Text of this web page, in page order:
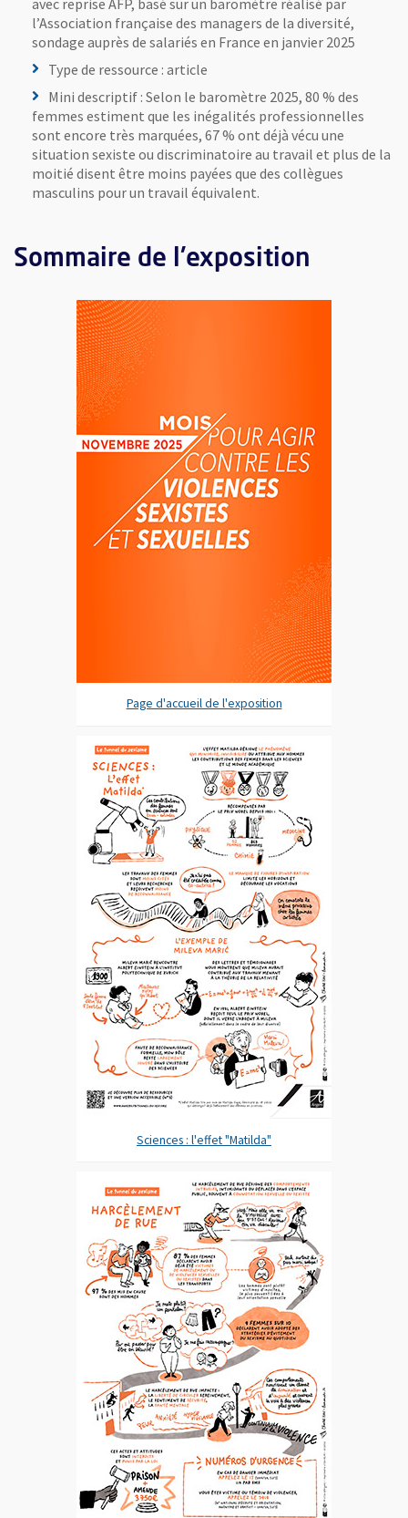
avec reprise AFP, basé sur un baromètre réalisé par
l’Association française des managers de la diversité,
sondage auprès de salariés en France en janvier 2025
Type de ressource : article
Mini descriptif : Selon le baromètre 2025, 80 % des
femmes estiment que les inégalités professionnelles
sont encore très marquées, 67 % ont déjà vécu une
situation sexiste ou discriminatoire au travail et plus de la
moitié disent être moins payées que des collègues
masculins pour un travail équivalent.
Sommaire de l'exposition
Page d'accueil de l'exposition
Sciences : l'effet "Matilda"